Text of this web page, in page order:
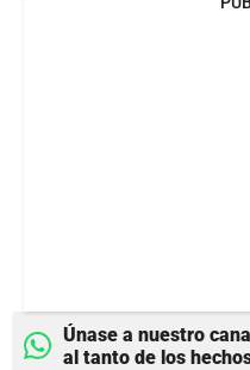
Únase a nuestro
al tanto de los